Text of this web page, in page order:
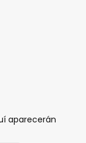
aparecerán